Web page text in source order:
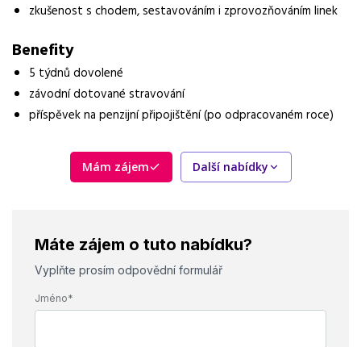
5 týdnů dovolené, závodní dotované stravování, příspěvek na
Požadavky
vyučen v oboru zámečník / mechanik opravář strojů, 2 roky
praxe v údržbě nebo opravách strojů, svařování elektrickým
obloukem i plamenem
zkušenost s chodem, sestavováním i zprovozňováním linek
Benefity
5 týdnů dovolené
závodní dotované stravování
příspěvek na penzijní připojištění (po odpracovaném roce)
Mám zájem Další nabídky
Máte zájem o tuto nabídku?
Vyplňte prosím odpovědní formulář
Jméno*